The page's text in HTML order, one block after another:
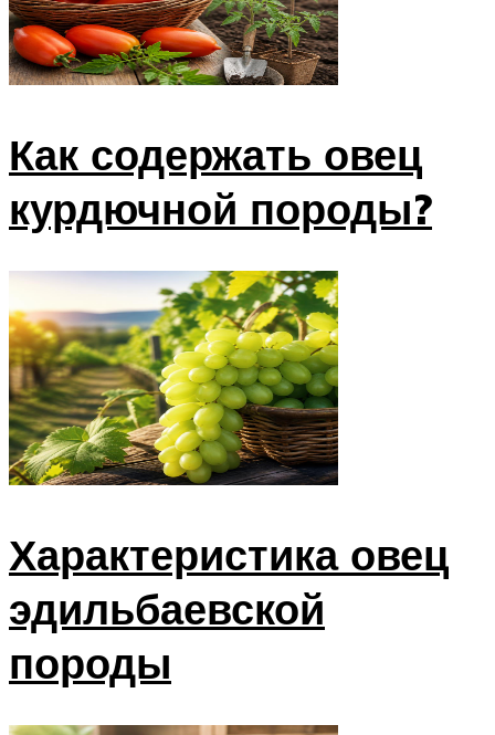
Как содержать овец
курдючной породы?
Характеристика овец
эдильбаевской
породы